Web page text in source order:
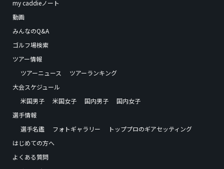
my caddieノート
動画
みんなのQ&A
ゴルフ場検索
ツアー情報
ツアーニュース
ツアーランキング
大会スケジュール
米国男子
米国女子 国内男子
国内女子
選手情報
選手名鑑
フォトギャラリー
トッププロのギアセッティング
はじめての方へ
よくある質問